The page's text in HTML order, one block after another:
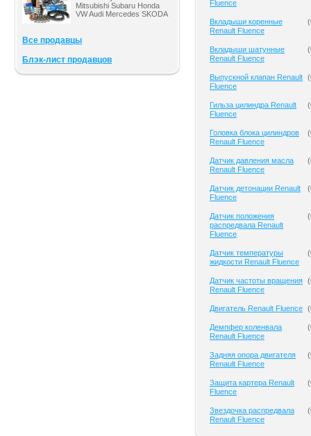
Mitsubishi Subaru Honda
VW Audi Mercedes SKODA
Все продавцы
Блэк-лист продавцов
Fluence
Вкладыши коренные
Renault Fluence
(
Вкладыши шатунные
Renault Fluence
(
Выпускной клапан Renault
Fluence
(
Гильза цилиндра Renault
Fluence
(
Головка блока цилиндров
Renault Fluence
(
Датчик давления масла
Renault Fluence
(
Датчик детонации Renault
Fluence
(
Датчик положения
распредвала Renault
Fluence
(
Датчик температуры
жидкости Renault Fluence
(
Датчик частоты вращения
Renault Fluence
(
Двигатель Renault Fluence (
Демпфер коленвала
Renault Fluence
(
Задняя опора двигателя
Renault Fluence
(
Защита картера Renault
Fluence
(
Звездочка распредвала
Renault Fluence
(